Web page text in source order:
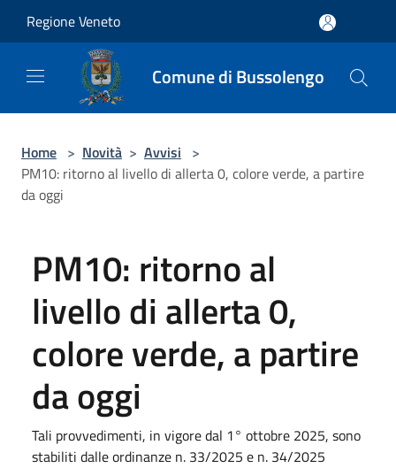
Regione Veneto
Comune di Bussolengo
Home > Novità > Avvisi >
PM10: ritorno al livello di allerta 0, colore verde, a partire
da oggi
PM10: ritorno al
livello di allerta 0,
colore verde, a partire
da oggi
Tali provvedimenti, in vigore dal 1° ottobre 2025, sono
stabiliti dalle ordinanze n. 33/2025 e n. 34/2025